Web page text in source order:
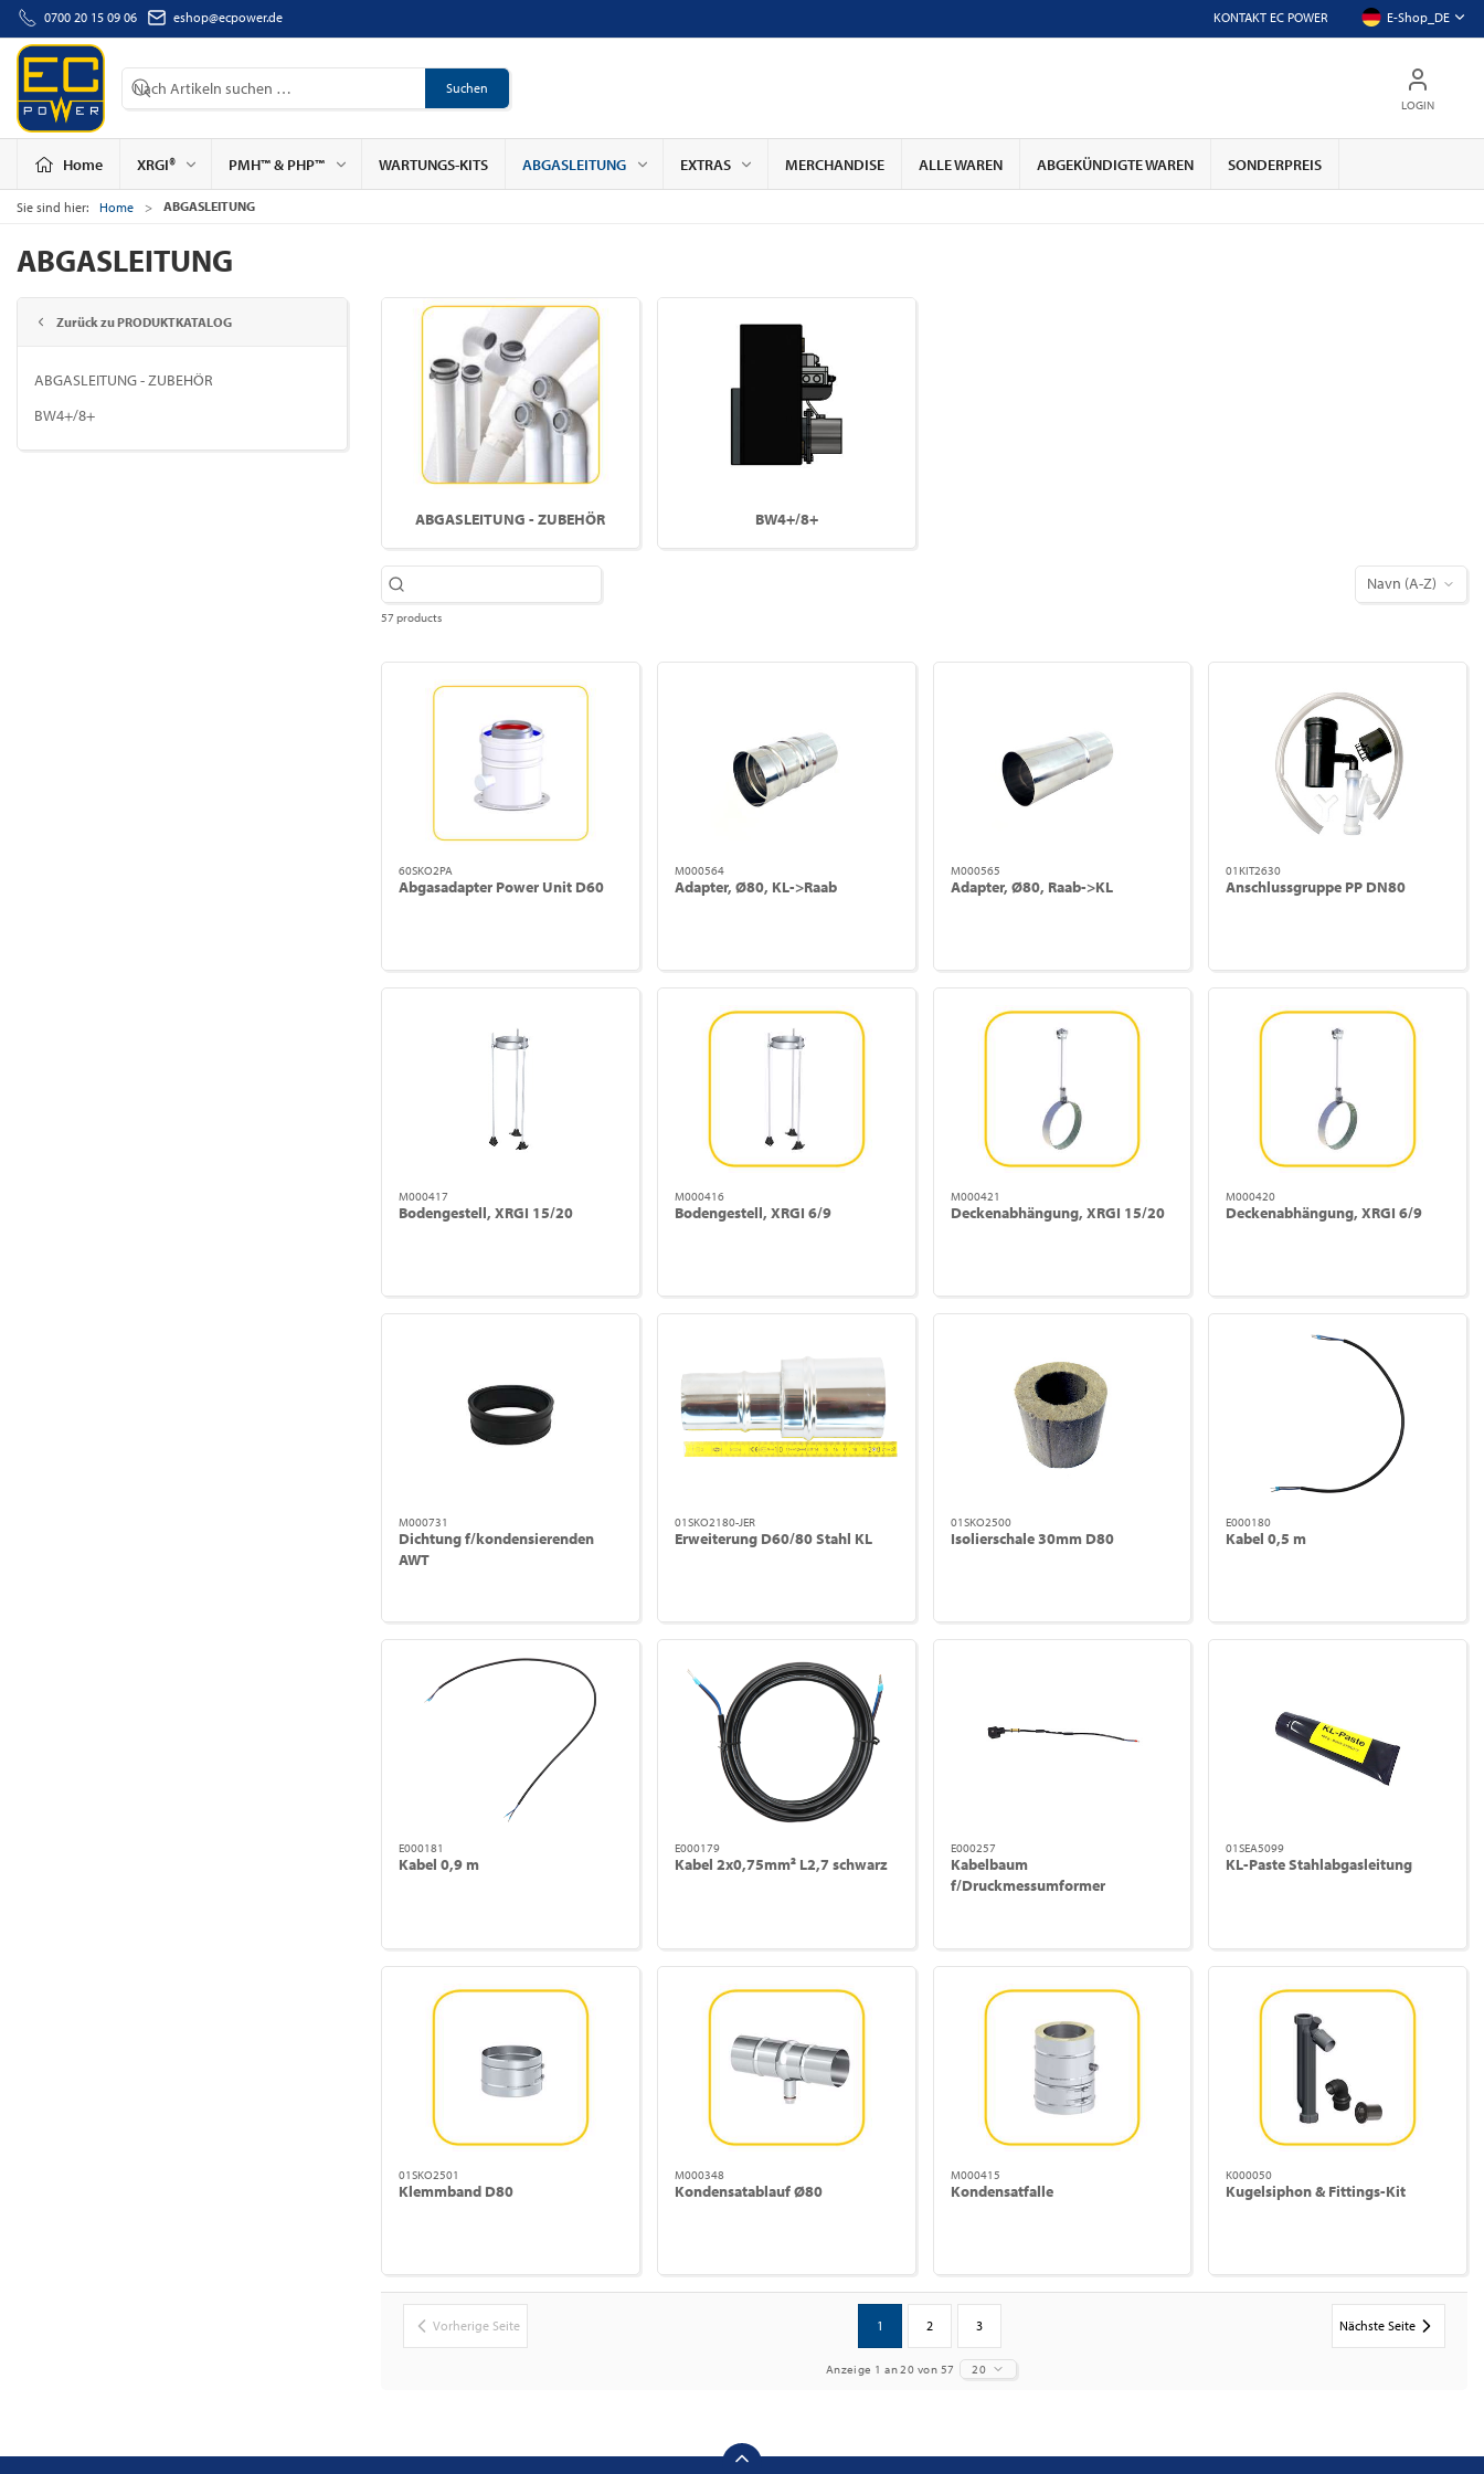
0700 20 15 09 06 eshop@ecpower.de KONTAKT EC POWER E-Shop_DE
Suchen
LOGIN
Home XRGI® PMH™ & PHP™ WARTUNGS-KITS ABGASLEITUNG EXTRAS MERCHANDISE ALLE WAREN ABGEKÜNDIGTE WAREN SONDERPREIS
Sie sind hier: Home ABGASLEITUNG
ABGASLEITUNG
Zurück zu PRODUKTKATALOG
ABGASLEITUNG - ZUBEHÖR
BW4+/8+
ABGASLEITUNG - ZUBEHÖR BW4+/8+
Navn (A-Z)
57 products
60SKO2PA
Abgasadapter Power Unit D60
M000564
Adapter, Ø80, KL->Raab
M000565
Adapter, Ø80, Raab->KL
01KIT2630
Anschlussgruppe PP DN80
M000417
Bodengestell, XRGI 15/20
M000416
Bodengestell, XRGI 6/9
M000421
Deckenabhängung, XRGI 15/20
M000420
Deckenabhängung, XRGI 6/9
M000731
Dichtung f/kondensierenden
AWT
01SKO2180-JER
Erweiterung D60/80 Stahl KL
01SKO2500
Isolierschale 30mm D80
E000180
Kabel 0,5 m
E000181
Kabel 0,9 m
E000179
Kabel 2x0,75mm² L2,7 schwarz
E000257
Kabelbaum
f/Druckmessumformer
01SEA5099
KL-Paste Stahlabgasleitung
01SKO2501
Klemmband D80
M000348
Kondensatablauf Ø80
M000415
Kondensatfalle
K000050
Kugelsiphon & Fittings-Kit
Vorherige Seite 1 2 3 Nächste Seite
Anzeige 1 an 20 von 57 20